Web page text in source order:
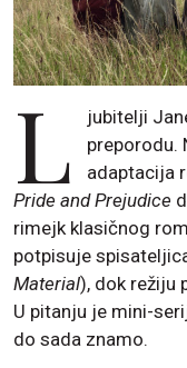
L
jubitelji
preporodu.
adaptacija
Pride and Prejudice
rimejk klasičnog
potpisuje
Material), dok režiju
U pitanju je mini-
do sada znamo.